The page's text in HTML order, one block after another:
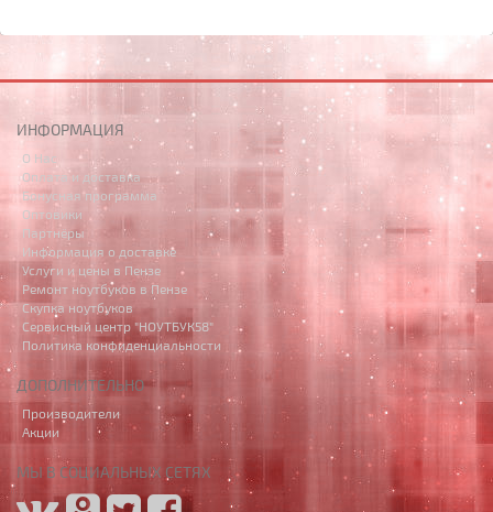
ИНФОРМАЦИЯ
О Нас
Оплата и доставка
Бонусная программа
Оптовики
Партнёры
Информация о доставке
Услуги и цены в Пензе
Ремонт ноутбуков в Пензе
Скупка ноутбуков
Сервисный центр "НОУТБУК58"
Политика конфиденциальности
ДОПОЛНИТЕЛЬНО
Производители
Акции
МЫ В СОЦИАЛЬНЫХ СЕТЯХ